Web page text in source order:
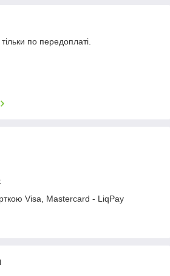
по передоплаті.
Visa, Mastercard - LiqPay